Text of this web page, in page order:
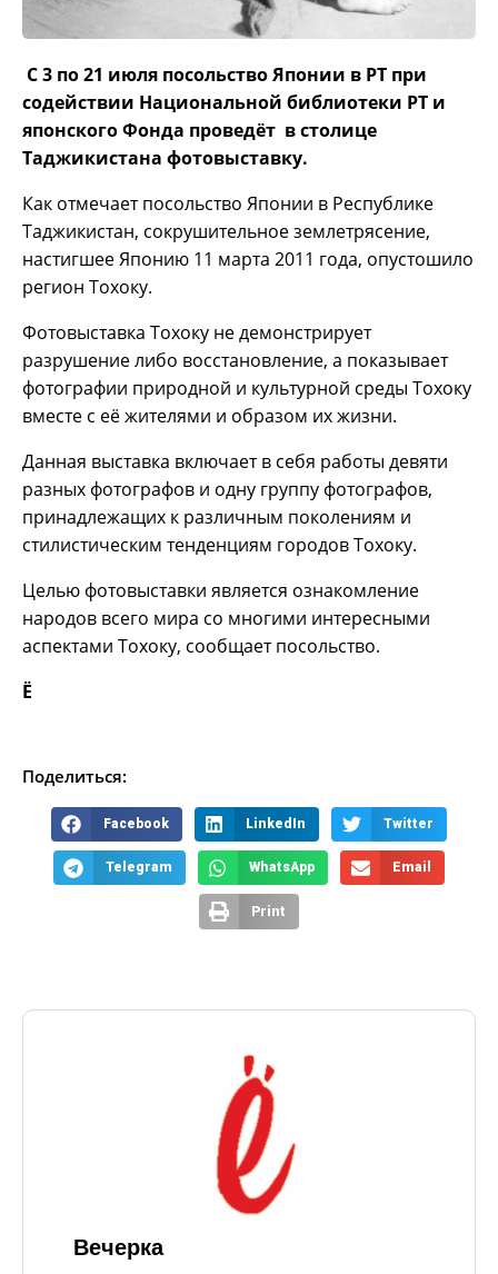
С 3 по 21 июля посольство Японии в РТ при
содействии Национальной библиотеки РТ и
японского Фонда проведёт в столице
Таджикистана фотовыставку.
Как отмечает посольство Японии в Республике
Таджикистан, сокрушительное землетрясение,
настигшее Японию 11 марта 2011 года, опустошило
регион Тохоку.
Фотовыставка Тохоку не демонстрирует
разрушение либо восстановление, а показывает
фотографии природной и культурной среды Тохоку
вместе с её жителями и образом их жизни.
Данная выставка включает в себя работы девяти
разных фотографов и одну группу фотографов,
принадлежащих к различным поколениям и
стилистическим тенденциям городов Тохоку.
Целью фотовыставки является ознакомление
народов всего мира со многими интересными
аспектами Тохоку, сообщает посольство.
Ё
Поделиться:
Facebook LinkedIn Twitter
Telegram WhatsApp Email
Print
Вечерка